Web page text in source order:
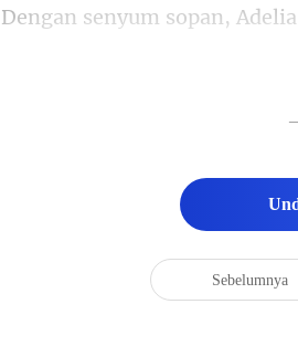
Sebelumnya